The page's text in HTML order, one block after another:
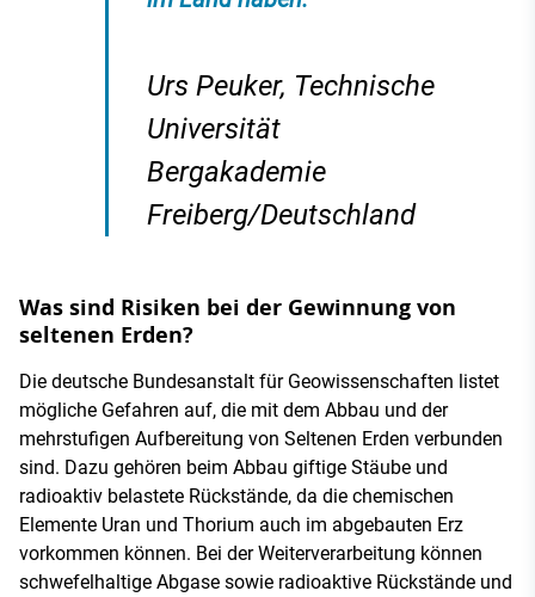
Urs Peuker, Technische
Universität
Bergakademie
Freiberg/Deutschland
Was sind Risiken bei der Gewinnung von
seltenen Erden?
Die deutsche Bundesanstalt für Geowissenschaften listet
mögliche Gefahren auf, die mit dem Abbau und der
mehrstufigen Aufbereitung von Seltenen Erden verbunden
sind. Dazu gehören beim Abbau giftige Stäube und
radioaktiv belastete Rückstände, da die chemischen
Elemente Uran und Thorium auch im abgebauten Erz
vorkommen können. Bei der Weiterverarbeitung können
schwefelhaltige Abgase sowie radioaktive Rückstände und